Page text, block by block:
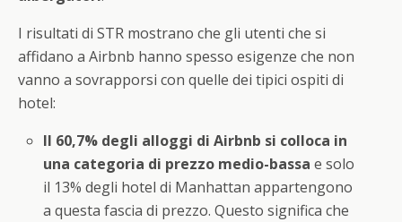
I risultati di STR mostrano che gli utenti che si
affidano a Airbnb hanno spesso esigenze che non
vanno a sovrapporsi con quelle dei tipici ospiti di
hotel:
Il 60,7% degli alloggi di Airbnb si colloca in
una categoria di prezzo medio-bassa e solo
il 13% degli hotel di Manhattan appartengono
a questa fascia di prezzo. Questo significa che